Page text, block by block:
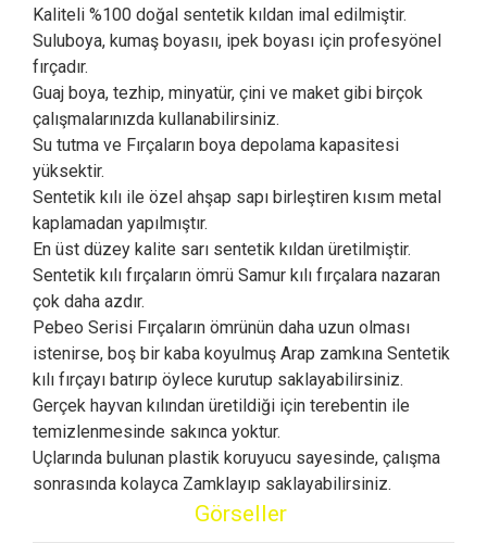
Kaliteli %100 doğal sentetik kıldan imal edilmiştir.
Suluboya, kumaş boyasıı, ipek boyası için profesyönel
fırçadır.
Guaj boya, tezhip, minyatür, çini ve maket gibi birçok
çalışmalarınızda kullanabilirsiniz.
Su tutma ve Fırçaların boya depolama kapasitesi
yüksektir.
Sentetik kılı ile özel ahşap sapı birleştiren kısım metal
kaplamadan yapılmıştır.
En üst düzey kalite sarı sentetik kıldan üretilmiştir.
Sentetik kılı fırçaların ömrü Samur kılı fırçalara nazaran
çok daha azdır.
Pebeo Serisi Fırçaların ömrünün daha uzun olması
istenirse, boş bir kaba koyulmuş Arap zamkına Sentetik
kılı fırçayı batırıp öylece kurutup saklayabilirsiniz.
Gerçek hayvan kılından üretildiği için terebentin ile
temizlenmesinde sakınca yoktur.
Uçlarında bulunan plastik koruyucu sayesinde, çalışma
sonrasında kolayca Zamklayıp saklayabilirsiniz.
Görseller